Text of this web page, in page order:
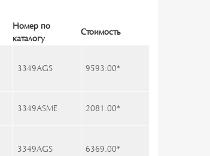
Номер по
каталогу
Стоимость
3349AGS 9593.00*
3349ASME 2081.00*
3349AGS 6369.00*